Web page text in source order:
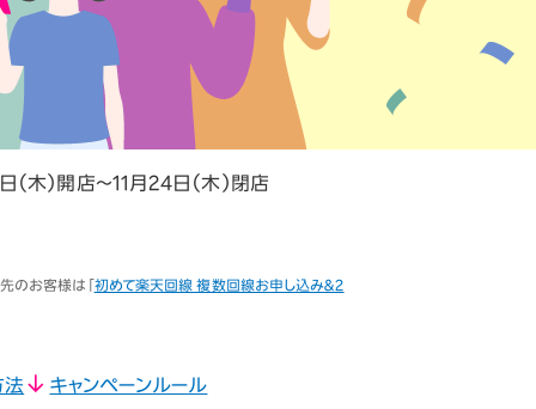
断
がいい？
木）開店～11月24日（木）閉店
のお客様は「初めて楽天回線 複数回線お申し込み＆2
法 キャンペーンルール